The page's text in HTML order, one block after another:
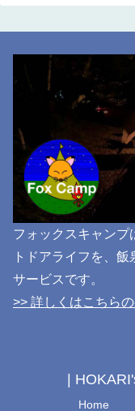
フォックスキャンプ
トドアライフを、
サービスです。
>> 詳しくはこちら
|
Home